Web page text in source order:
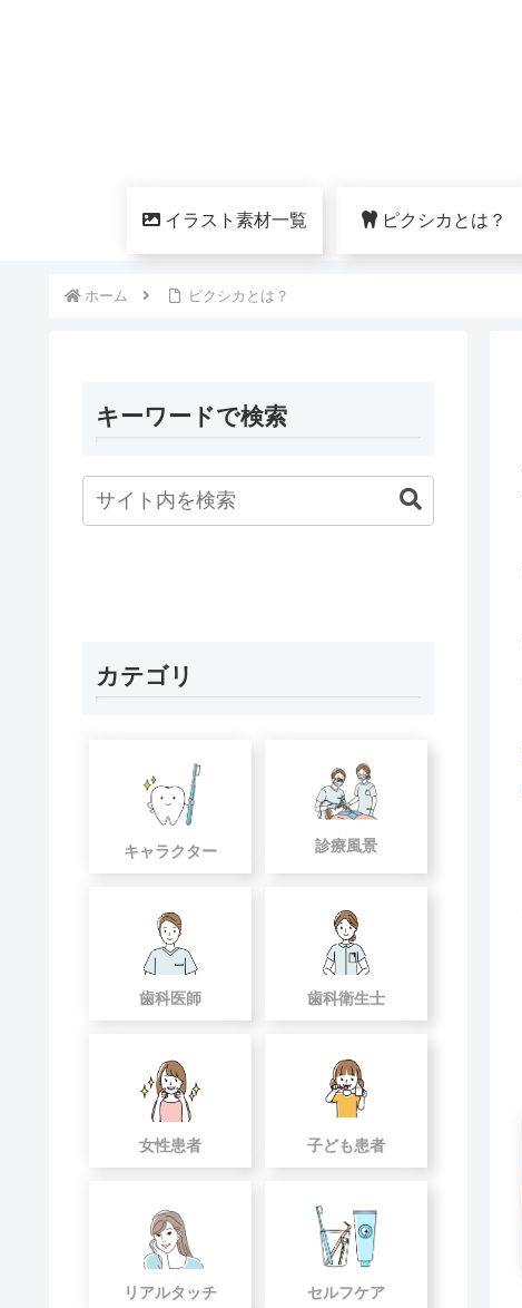
イラスト素材一覧 ピクシカとは？
ホーム ピクシカとは？
キーワードで検索
カテゴリ
キャラクター 診療風景
歯科医師 歯科衛生士
女性患者 子ども患者
リアルタッチ セルフケア